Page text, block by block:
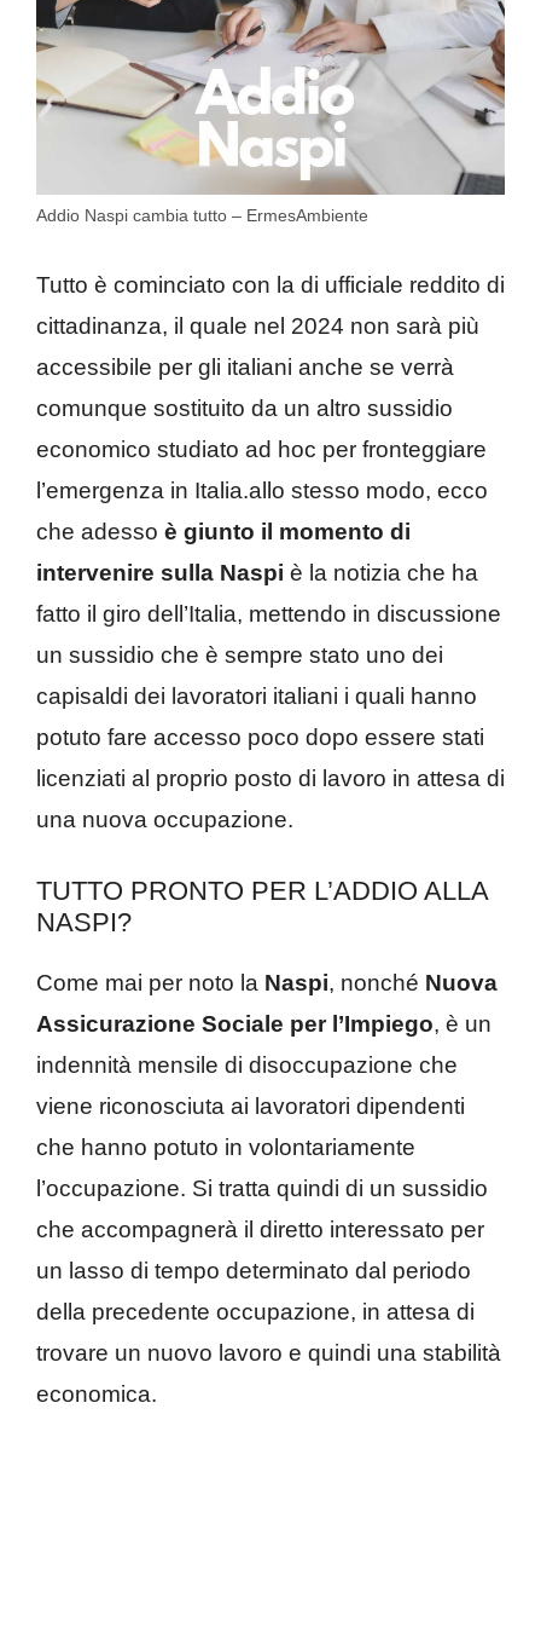
Addio Naspi cambia tutto – ErmesAmbiente
Tutto è cominciato con la di ufficiale reddito di
cittadinanza, il quale nel 2024 non sarà più
accessibile per gli italiani anche se verrà
comunque sostituito da un altro sussidio
economico studiato ad hoc per fronteggiare
l’emergenza in Italia.allo stesso modo, ecco
che adesso è giunto il momento di
intervenire sulla Naspi è la notizia che ha
fatto il giro dell’Italia, mettendo in discussione
un sussidio che è sempre stato uno dei
capisaldi dei lavoratori italiani i quali hanno
potuto fare accesso poco dopo essere stati
licenziati al proprio posto di lavoro in attesa di
una nuova occupazione.
TUTTO PRONTO PER L’ADDIO ALLA
NASPI?
Come mai per noto la Naspi, nonché Nuova
Assicurazione Sociale per l’Impiego, è un
indennità mensile di disoccupazione che
viene riconosciuta ai lavoratori dipendenti
che hanno potuto in volontariamente
l’occupazione. Si tratta quindi di un sussidio
che accompagnerà il diretto interessato per
un lasso di tempo determinato dal periodo
della precedente occupazione, in attesa di
trovare un nuovo lavoro e quindi una stabilità
economica.